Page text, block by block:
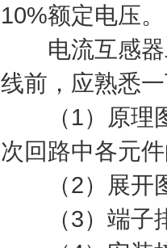
10%额定电压。
电流互感器
线前，应熟悉
（1）原理图
次回路中各元
（2）展开
（3）端子